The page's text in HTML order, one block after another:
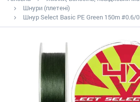
Шнури (плетені)
Шнур Select Basic PE Green 150m #0.6/